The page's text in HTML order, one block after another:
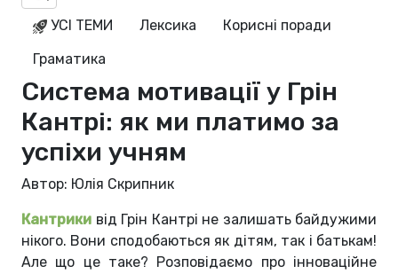
УСІ ТЕМИ Лексика
Корисні поради
Граматика
Система мотивації у Грін
Кантрі: як ми платимо за
успіхи учням
Автор: Юлія Скрипник
Кантрики від Грін Кантрі не залишать байдужими
нікого. Вони сподобаються як дітям, так і батькам!
Але що це таке? Розповідаємо про інноваційне